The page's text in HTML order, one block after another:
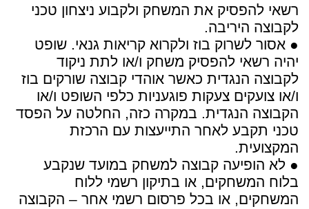
רשאי להפסיק את המשחק ולקבוע ניצחון טכני
לקבוצה היריבה.
● אסור לשרוק בוז ולקרוא קריאות גנאי. שופט
יהיה רשאי להפסיק משחק ו/או לתת ניקוד
לקבוצה הנגדית כאשר אוהדי קבוצה שורקים בוז
ו/או צועקים צעקות פוגעניות כלפי השופט ו/או
הקבוצה הנגדית. במקרה כזה, החלטה על הפסד
טכני תקבע לאחר התייעצות עם הרכזת
המקצועית.
● לא הופיעה קבוצה למשחק במועד שנקבע
בלוח המשחקים, או בתיקון רשמי ללוח
המשחקים, או בכל פרסום רשמי אחר – הקבוצה